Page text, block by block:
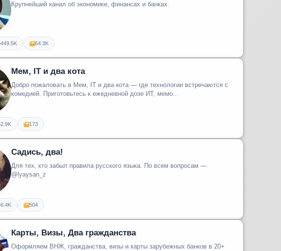
Крупнейший канал об экономике, финансах и банках.
449.5K 64.3K
Мем, IT и два кота
Добро пожаловать в Мем, IT и два кота — где технологии встречаются с
комедией. Приготовьтесь к ежедневной дозе ИТ, мемо...
2.9K 173
Садись, два!
Для тех, кто забыл правила русского языка. По всем вопросам —
@lyaysan_z
6.4K 504
Карты, Визы, Два гражданства
Оформляем ВНЖ, гражданства, визы и карты зарубежных банков в 20+